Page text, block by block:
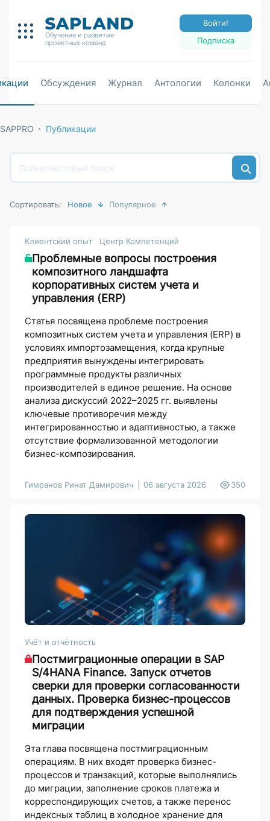
Обучение и развитие
проектных команд
Подписка
Войти!
Обсуждения Журнал Антологии Колонки
SAPPRO Публикации
Сортировать: Новое Популярное
Клиентский опыт Центр Компетенций
Проблемные вопросы построения
композитного ландшафта
корпоративных систем учета и
управления (ERP)
Статья посвящена проблеме построения
композитных систем учета и управления (ERP) в
условиях импортозамещения, когда крупные
предприятия вынуждены интегрировать
программные продукты различных
производителей в единое решение. На основе
анализа дискуссий 2022–2025 гг. выявлены
ключевые противоречия между
интегрированностью и адаптивностью, а также
отсутствие формализованной методологии
бизнес-композирования.
Гимранов Ринат Дамирович 06 августа 2026 350
Учёт и отчётность
Постмиграционные операции в SAP
S/4HANA Finance. Запуск отчетов
сверки для проверки согласованности
данных. Проверка бизнес-процессов
для подтверждения успешной
миграции
Эта глава посвящена постмиграционным
операциям. В них входят проверка бизнес-
процессов и транзакций, которые выполнялись
до миграции, заполнение сроков платежа и
корреспондирующих счетов, а также перенос
индексных таблиц в холодное хранение для